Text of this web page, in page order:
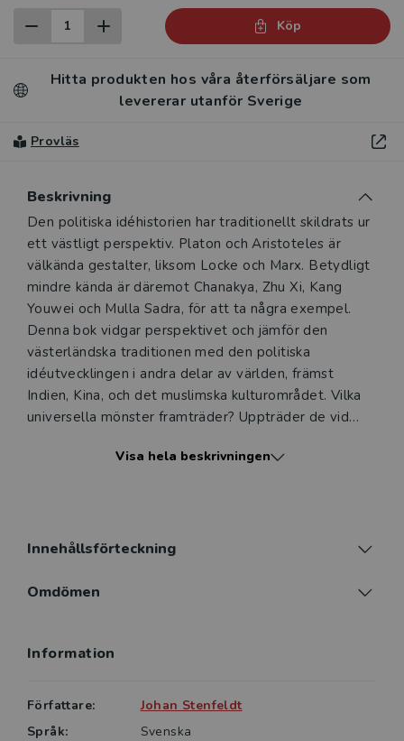
Köp
Hitta produkten hos våra återförsäljare som
levererar utanför Sverige
Provläs
Beskrivning
Beskrivning
Den politiska idéhistorien har traditionellt skildrats ur
ett västligt perspektiv. Platon och Aristoteles är
välkända gestalter, liksom Locke och Marx. Betydligt
mindre kända är däremot Chanakya, Zhu Xi, Kang
Youwei och Mulla Sadra, för att ta några exempel.
Denna bok vidgar perspektivet och jämför den
västerländska traditionen med den politiska
idéutvecklingen i andra delar av världen, främst
Indien, Kina, och det muslimska kulturområdet. Vilka
universella mönster framträder? Uppträder de vid
genom historien, och hur har de förändrats under
historia och idé- och lärdomshistoria men också till en
Visa hela beskrivningen
Innehållsförteckning
Omdömen
Information
Författare:
Johan Stenfeldt
Språk:
Svenska